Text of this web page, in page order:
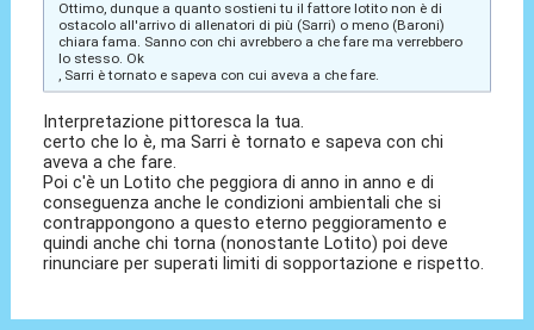
Ottimo, dunque a quanto sostieni tu il fattore lotito non è di
ostacolo all'arrivo di allenatori di più (Sarri) o meno (Baroni)
chiara fama. Sanno con chi avrebbero a che fare ma verrebbero
lo stesso. Ok
, Sarri è tornato e sapeva con cui aveva a che fare.
Interpretazione pittoresca la tua.
certo che lo è, ma Sarri è tornato e sapeva con chi
aveva a che fare.
Poi c'è un Lotito che peggiora di anno in anno e di
conseguenza anche le condizioni ambientali che si
contrappongono a questo eterno peggioramento e
quindi anche chi torna (nonostante Lotito) poi deve
rinunciare per superati limiti di sopportazione e rispetto.